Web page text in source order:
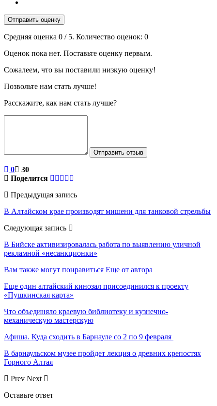
Отправить оценку
Средняя оценка 0 / 5. Количество оценок: 0
Оценок пока нет. Поставьте оценку первым.
Сожалеем, что вы поставили низкую оценку!
Позвольте нам стать лучше!
Расскажите, как нам стать лучше?
Отправить отзыв
0
30
Поделится
Предыдущая запись
В Алтайском крае производят мишени для танковой стрельбы
Следующая запись
В Бийске активизировалась работа по выявлению уличной
рекламной «несанкционки»
Вам также могут понравиться Еще от автора
Еще один алтайский кинозал присоединился к проекту
«Пушкинская карта»
Что объединяло краевую библиотеку и кузнечно-
механическую мастерскую
Афиша. Куда сходить в Барнауле со 2 по 9 февраля
В барнаульском музее пройдет лекция о древних крепостях
Горного Алтая
Prev Next
Оставьте ответ